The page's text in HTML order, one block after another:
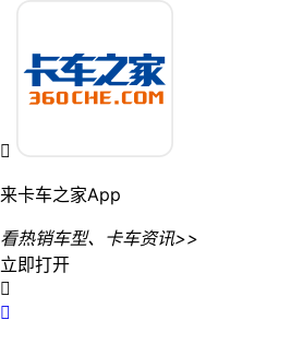

来卡车之家App
看热销车型、卡车资讯>>
立即打开

